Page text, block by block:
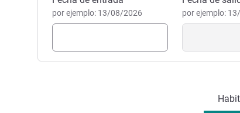
norte de Nivelles y
Romaric Vazeille,
por ejemplo: 13/08/2026 por ejemplo: